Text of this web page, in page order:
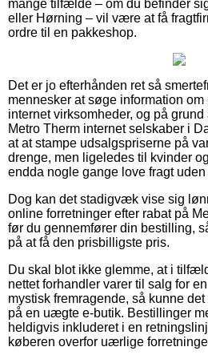
mange tilfælde – om du befinder
eller Hørning – vil være at få
ordre til en pakkeshop.
Det er jo efterhånden ret så
mennesker at søge information
internet virksomheder, og på
Metro Therm internet selskaber i
at at stampe udsalgspriserne på
drenge, men ligeledes til kvinder
endda nogle gange love fragt uden
Dog kan det stadigvæk vise sig
online forretninger efter rabat på
før du gennemfører din bestilling,
på at få den prisbilligste pris.
Du skal blot ikke glemme, at i
nettet forhandler varer til salg for
mystisk fremragende, så kunne
på en uægte e-butik. Bestillinger
heldigvis inkluderet i en
køberen overfor uærlige